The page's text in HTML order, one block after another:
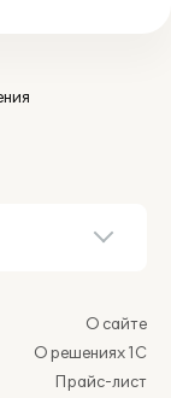
О сайте
О решениях 1С
Прайс-лист